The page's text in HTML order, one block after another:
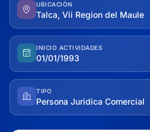
UBICACIÓN
Talca, Vii Region del Maule
INICIO ACTIVIDADES
01/01/1993
TIPO
Persona Juridica Comercial